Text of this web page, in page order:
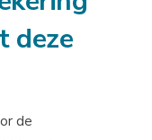
deze
de